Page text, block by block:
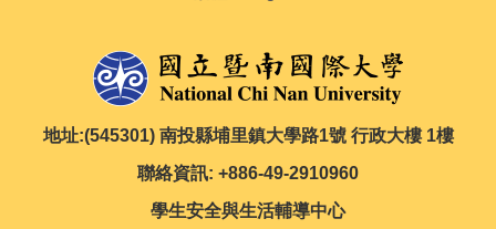
地址:(545301) 南投縣埔里鎮大學路1號 行政大樓 1樓
聯絡資訊: +886-49-2910960
學生安全與生活輔導中心